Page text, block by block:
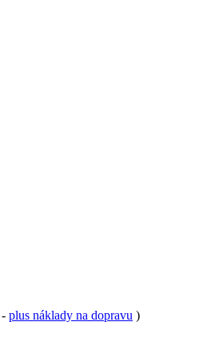
- plus náklady na dopravu )